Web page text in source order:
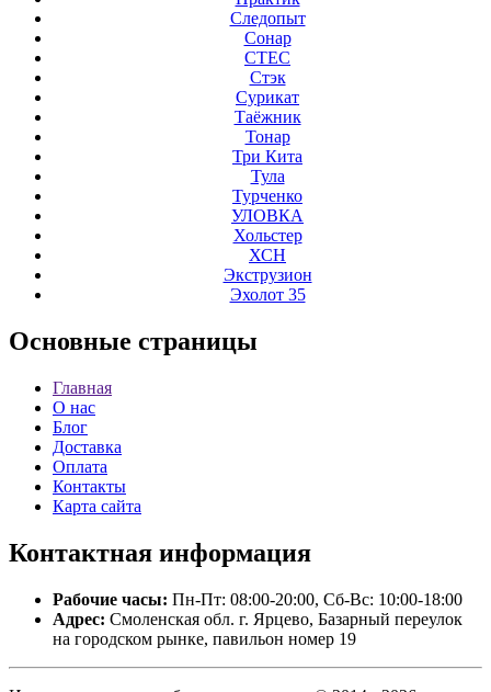
Следопыт
Сонар
СТЕС
Стэк
Сурикат
Таёжник
Тонар
Три Кита
Тула
Турченко
УЛОВКА
Хольстер
ХСН
Экструзион
Эхолот 35
Основные страницы
Главная
О нас
Блог
Доставка
Оплата
Контакты
Карта сайта
Контактная информация
Рабочие часы: Пн-Пт: 08:00-20:00, Сб-Вс: 10:00-18:00
Адрес: Смоленская обл. г. Ярцево, Базарный переулок
на городском рынке, павильон номер 19